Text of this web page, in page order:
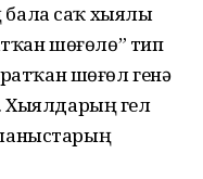
бала саҡ хыялы
шөғөлө” тип
шөғөл генә
гел